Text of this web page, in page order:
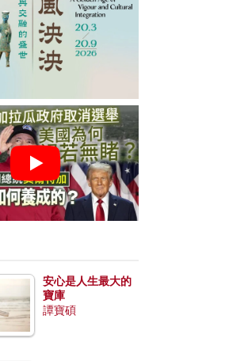
安心是人生最大的
寶庫
譚寶碩